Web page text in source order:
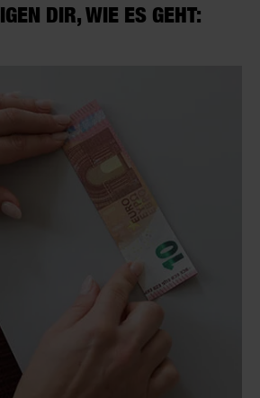
DIR, WIE ES GEHT: